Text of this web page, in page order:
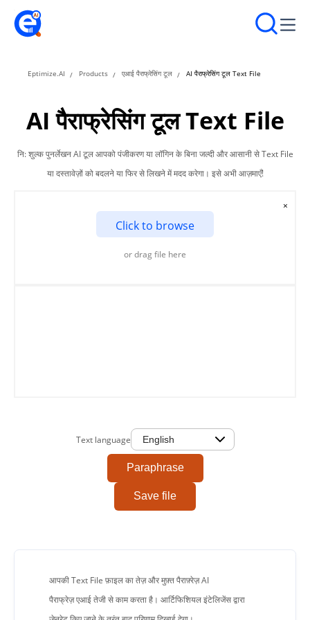
Eptimize.AI Products एआई पैराफ्रेसिंग टूल AI पैराफ्रेसिंग टूल Text File
AI पैराफ्रेसिंग टूल Text File
नि: शुल्क पुनर्लेखन AI टूल आपको पंजीकरण या लॉगिन के बिना जल्दी और आसानी से Text File
या दस्तावेज़ों को बदलने या फिर से लिखने में मदद करेगा। इसे अभी आज़माएँ!
Click to browse
or drag file here
×
Text language
Paraphrase
Save file
आपकी Text File फ़ाइल का तेज़ और मुफ़्त पैराफ़्रेज़ AI
पैराफ्रेज़ एआई तेजी से काम करता है। आर्टिफिशियल इंटेलिजेंस द्वारा